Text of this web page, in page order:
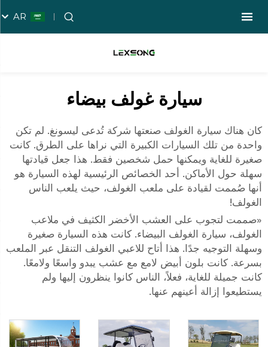
AR
سيارة غولف بيضاء
كان هناك سيارة الغولف صنعتها شركة تُدعى ليسونغ. لم تكن
واحدة من تلك السيارات الكبيرة التي نراها على الطرق. كانت
صغيرة للغاية ويمكنها حمل شخصين فقط. هذا جعل قيادتها
سهلة حول الأماكن. أحد الخصائص الرئيسية لهذه السيارة هو
أنها صُممت لقيادة على ملعب الغولف، حيث يلعب الناس
الغولف!
«صممت لتجوب على العشب الأخضر الكثيف في ملاعب
الغولف، سيارة الغولف البيضاء. كانت هذه السيارة صغيرة
وسهلة التوجيه جدًا. هذا أتاح للاعبي الغولف التنقل عبر الملعب
بسرعة. كانت بلون أبيض لامع مع عشب يبدو واسعًا ولامعًا.
كانت جميلة للغاية، فعلاً، الناس كانوا ينظرون إليها ولم
يستطيعوا إزالة أعينهم عنها.